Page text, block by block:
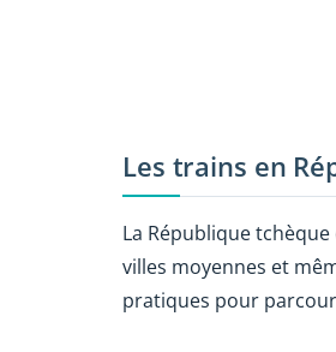
Les trains en
La République
villes moyennes et
pratiques pour